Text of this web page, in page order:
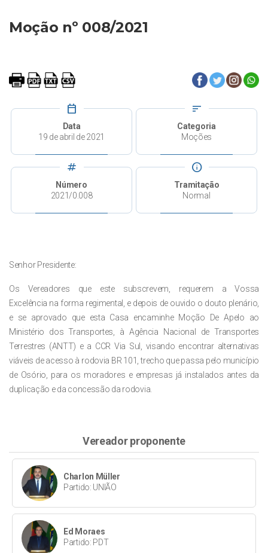
Moção nº 008/2021
calendar_today
Data
19 de abril de 2021
sort
Categoria
Moções
tag
Número
2021/0.008
info
Tramitação
Normal
Senhor Presidente:
Os Vereadores que este subscrevem, requerem a Vossa
Excelência na forma regimental, e depois de ouvido o douto plenário,
e se aprovado que esta Casa encaminhe Moção De Apelo
ao
Ministério dos Transportes, à Agência Nacional de Transportes
Terrestres (ANTT) e a CCR Via Sul, visando encontrar alternativas
viáveis deacesso à rodovia BR 101, trecho que passa pelo município
de Osório, para os moradores e empresas já instalados antes da
duplicação e da concessão da rodovia.
Vereador proponente
Charlon Müller
Partido: UNIÃO
Ed Moraes
Partido: PDT